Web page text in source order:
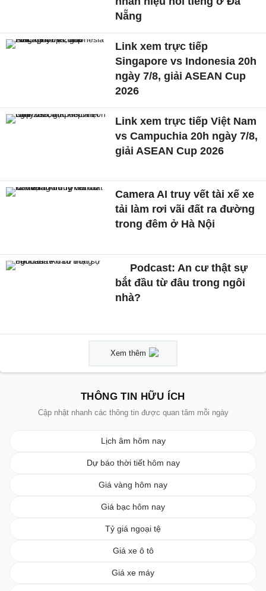
Nẵng
Link xem trực tiếp
Singapore vs Indonesia 20h
ngày 7/8, giải ASEAN Cup
2026
Link xem trực tiếp Việt Nam
vs Campuchia 20h ngày 7/8,
giải ASEAN Cup 2026
Camera AI truy vết tài xế xe
tải làm rơi vãi đất ra đường
trong đêm ở Hà Nội
Podcast: An cư thật sự
bắt đầu từ đâu trong ngôi
nhà?
Xem thêm
THÔNG TIN HỮU ÍCH
Cập nhật nhanh các thông tin được quan tâm mỗi ngày
Lịch âm hôm nay
Dự báo thời tiết hôm nay
Giá vàng hôm nay
Giá bạc hôm nay
Tỷ giá ngoại tệ
Giá xe ô tô
Giá xe máy